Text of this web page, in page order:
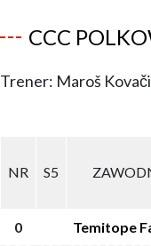
CCC
Trener: Maroš
NR S5
0 Temitope
NR S5
0 Temitope